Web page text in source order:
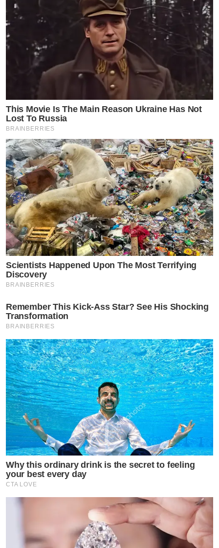
“สงครามนางงาม” เล่นเป็นคู่คู่กับ กวาง ดาริน หรือ หมอเอย
เกิดเมื่อวันอาทิตย์ที่ 27 ธันวาคม พ.ศ. 2530 ที่
กรุงเทพมหานคร เก่งสำเร็จการศึกษาระดับมัธยมต้นจาก
โรงเรียนเตรียมอุดมศึกษาน้อมเกล้า ระดับมัธยมปลายจาก
โรงเรียนเตรียมอุดมศึกษา กรุงเทพมหานคร ปัจจุบันสำเร็จ
การศึกษาจากคณะแพทยศาสตร์ศิริราชพยาบาล
มหาวิทยาลัยมหิดล และคณะนิติศาสตร์ มหาวิทยาลัย
รามคำแหง
หมอบีม กรธัช สมบุญธรรม : สัตวแพทย์หมอบีมหนุ่มขาว
ตี๋ไสตล์เกาหลีคนนี้ นอกจากจะเป็นหมอแล้ว ยังเคยเข้า
ประกวดเวที AF 10 เป็น 1 ใน 12 คนซะด้วยหมอบีมจบ
จากโรงเรียนสาธิตมหาวิทยาลัย
เกษตรศาสตร์ กำแพงแสน จังหวัดนครปฐม ชอบเล่ยกีฬา
เทเบิลเทนนิส เป็นนักกีฬาเทเบิลเทนนิสเยาวชนทีมชาติไทย
ต่อมาจึงมีโอกาสได้รับโค๊วต้านักกีฬาให้ศึกษาต่อในระดับ
เชียงใหม่ และยังเป็นดาวเดือนคณะสัตวแพทยศาสตร์ และ
เป็นเดือนมหาวิทยาลัยเชียงใหม่อีกด้วย
หมอกร กนธร ปราณีประชาชน : จักษุแพทย์ (ตา)หมอ
กร จบการศึกษาแพทยศาสตร์บัณฑิต คณะแพทยศาสตร์
ศิริราชพยาบาล ปัจจุบันเป็นหมออยู่ที่โรงพยาบาลบ้านแพ้ว
ชนะเลิศหนุ่มคลีโอ 2014 และได้รางวัลการ
ประกวด หนุ่ม Men’s Health Guys Challenge 2011
นอกจากนี้ยังเป็นคุณหมอประจำรายการสบายดีคลินิก อีก
This Movie Is The Main Reason Ukraine Has Not
Lost To Russia
BRAINBERRIES
Scientists Happened Upon The Most Terrifying
Discovery
BRAINBERRIES
Remember This Kick-Ass Star? See His Shocking
Transformation
BRAINBERRIES
Why this ordinary drink is the secret to feeling
your best every day
CTA LOVE